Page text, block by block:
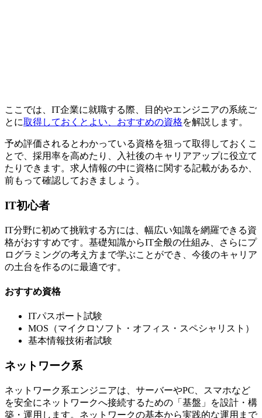
ここでは、IT企業に就職する際、目的やエンジニアの系統ご
とに取得しておくとよい、おすすめの資格を解説します。
予め評価されるとわかっている資格を狙って取得しておくこ
とで、 採用率を高めたり、入社後のキャリアアップに役立て
たりできます。求人情報の中に資格に関する記載があるか、
前もって確認しておきましょう。
IT初心者
IT分野に初めて挑戦する方には、幅広い知識を網羅できる資
格がおすすめです。基礎知識からIT全般の仕組み、さらにプ
ログラミングの考え方まで学ぶことができ、今後のキャリア
の土台を作るのに最適です。
おすすめ資格
ITパスポート試験
MOS（マイクロソフト・オフィス・スペシャリスト）
基本情報技術者試験
ネットワーク系
ネットワーク系エンジニアは、サーバーやPC、スマホなど
を安全にネットワークへ接続するための「基盤」を設計・構
築・運用します。ネットワークの基本から実践的な運用まで